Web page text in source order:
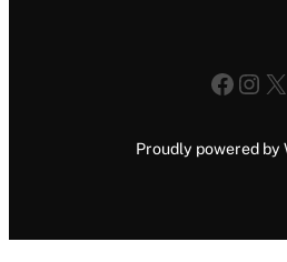
X
Proudly powered by